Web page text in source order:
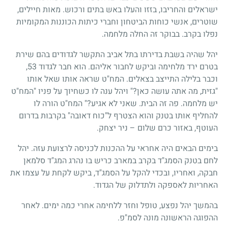
ישראלים והחריבו, בזזו והעלו באש בתים ורכוש. מאות חיילים,
שוטרים, אנשי כוחות הביטחון וחברי כיתות הכוננות המקומיות
נפלו בקרב. בבוקר זה החלה מלחמה.
יהל שהיה בשבת בדירתו בתל אביב התקשר לגדודים בהם שירת
בטרם ירד מלחימה וביקש לחבור אליהם. הוא חבר לגדוד 53,
וכבר בלילה התייצב בצאלים. המח"ט שראה אותו שאל אותו
"גזית, מה אתה עושה כאן?" ויהל ענה לו כשחיוך על פניו "המח"ט
יש מלחמה. פה זה הבית. שאני לא אגיע?" המח"ט הורה לו
להחליף אותו בטנק והוא הצטרף ל"כוח דאובה" בקרבות בדרום
העוטף, באזור כרם שלום – ניר יצחק.
בימים הבאים היה אחראי על ההכנות לכניסה לרצועת עזה. יהל
לחם בטנק הסמג"ד בקרב במארב כריש בו נהרג המג"ד סלמאן
חבקה, ואחריו, ובכדי להקל על הסמג"ד, ביקש לקחת על עצמו את
האחריות לאספקה ולתדלוק של הגדוד.
בהמשך יהל נפצע, טופל וחזר ללחימה אחרי כמה ימים. לאחר
ההפוגה הראשונה מונה לסמ"פ.